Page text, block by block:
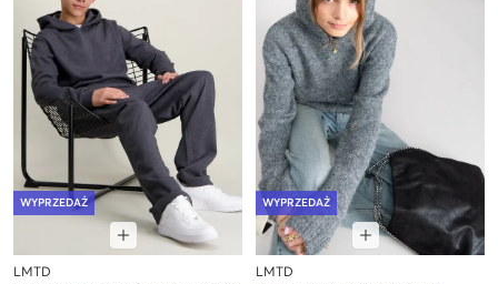
WYPRZEDAŻ
LMTD
WYPRZEDAŻ
LMTD